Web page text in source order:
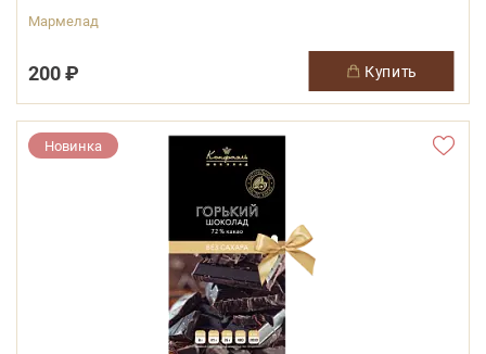
Мармелад
200 ₽ купить
Новинка